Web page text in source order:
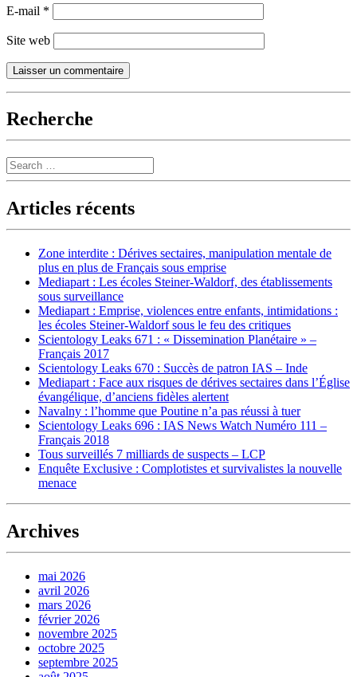
E-mail *
Site web
Recherche
Search
Articles récents
Zone interdite : Dérives sectaires, manipulation mentale de
plus en plus de Français sous emprise
Mediapart : Les écoles Steiner-Waldorf, des établissements
sous surveillance
Mediapart : Emprise, violences entre enfants, intimidations :
les écoles Steiner-Waldorf sous le feu des critiques
Scientology Leaks 671 : « Dissemination Planétaire » –
Français 2017
Scientology Leaks 670 : Succès de patron IAS – Inde
Mediapart : Face aux risques de dérives sectaires dans l’Église
évangélique, d’anciens fidèles alertent
Navalny : l’homme que Poutine n’a pas réussi à tuer
Scientology Leaks 696 : IAS News Watch Numéro 111 –
Français 2018
Tous surveillés 7 milliards de suspects – LCP
Enquête Exclusive : Complotistes et survivalistes la nouvelle
menace
Archives
mai 2026
avril 2026
mars 2026
février 2026
novembre 2025
octobre 2025
septembre 2025